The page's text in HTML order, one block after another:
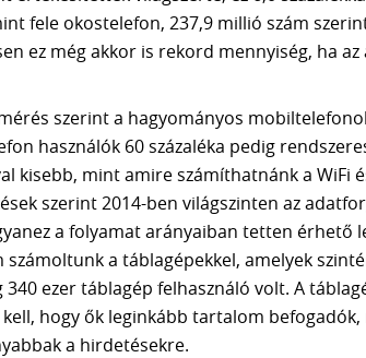
fele okostelefon, 237,9 millió szám
ez még akkor is rekord mennyiség, ha az
szerint a hagyományos
használók 60 százaléka pedig
kisebb, mint amire számíthatnánk a WiFi
szerint 2014-ben világszinten az
a folyamat arányaiban tetten érhető
a táblagépekkel, amelyek
ezer táblagép felhasználó volt. A
hogy ők leginkább tartalom
a hirdetésekre.